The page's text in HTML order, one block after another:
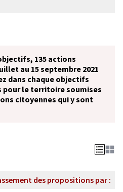
135 actions
au 15 septembre 2021
dans chaque objectifs
le territoire soumises
citoyennes qui y sont
des propositions par :